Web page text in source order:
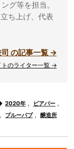
グ等を担当。
ち上げ、代表
司 の記事一覧 →
トのライター一覧 →
2020年 ビアバー
ブルーパブ 醸造所